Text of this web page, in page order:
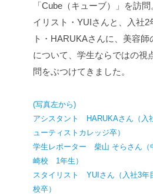
「Cube（キューブ）」を訪
イリスト・YUIさんと、入社2
ト・HARUKAさんに、美容
について、学生ならではの視
問をぶつけてきました。
(写真左から)
アシスタント HARUKAさん（入
ューティストカレッジ卒）
学生レポーター 柴山 そらさん
崎校 1年生）
スタイリスト YUIさん（入社3年
校卒）